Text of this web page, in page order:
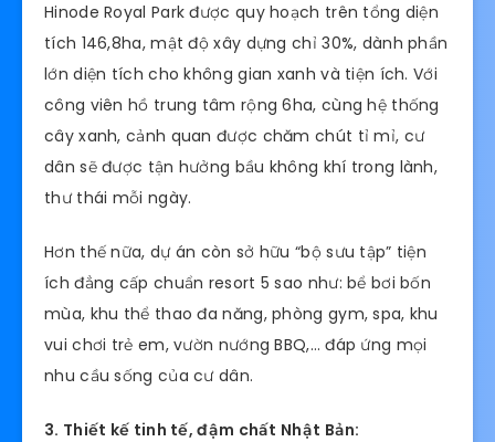
Hinode Royal Park được quy hoạch trên tổng diện
tích 146,8ha, mật độ xây dựng chỉ 30%, dành phần
lớn diện tích cho không gian xanh và tiện ích. Với
công viên hồ trung tâm rộng 6ha, cùng hệ thống
cây xanh, cảnh quan được chăm chút tỉ mỉ, cư
dân sẽ được tận hưởng bầu không khí trong lành,
thư thái mỗi ngày.
Hơn thế nữa, dự án còn sở hữu “bộ sưu tập” tiện
ích đẳng cấp chuẩn resort 5 sao như: bể bơi bốn
mùa, khu thể thao đa năng, phòng gym, spa, khu
vui chơi trẻ em, vườn nướng BBQ,… đáp ứng mọi
nhu cầu sống của cư dân.
3. Thiết kế tinh tế, đậm chất Nhật Bản: